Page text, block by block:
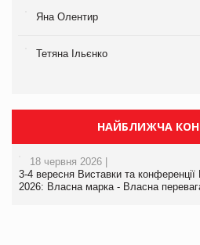
Яна Олентир
Тетяна Ільєнко
НАЙБЛИЖЧА
18 червня 2026 |
3-4 вересня Виставки та
2026: Власна марка - Власна